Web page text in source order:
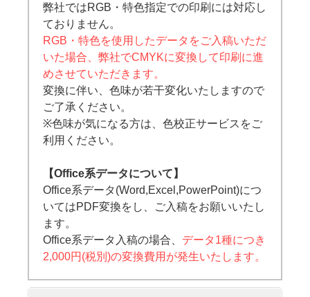
弊社ではRGB・特色指定での印刷には対応し
ておりません。
RGB・特色を使用したデータをご入稿いただ
いた場合、弊社でCMYKに変換して印刷に進
めさせていただきます。
変換に伴い、色味が若干変化いたしますので
ご了承ください。
※色味が気になる方は、色校正サービスをご
利用ください。
【Office系データについて】
Office系データ(Word,Excel,PowerPoint)につ
いてはPDF変換をし、ご入稿をお願いいたし
ます。
Office系データ入稿の場合、 データ1種につき
2,000円(税別)の変換費用が発生いたします。